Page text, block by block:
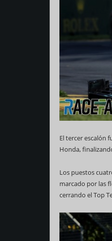
El tercer escalón
Honda,
Los puestos
marcado por las
cerrando el Top